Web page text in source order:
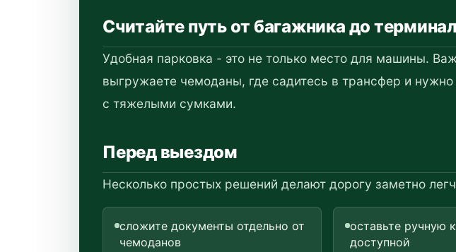
Считайте путь от багажника до
Удобная парковка - это не только место для машины.
выгружаете чемоданы, где садитесь в трансфер и нужно
с тяжелыми сумками.
Перед выездом
Несколько простых решений делают дорогу заметно
сложите документы отдельно от
чемоданов
оставьте ручную
доступной